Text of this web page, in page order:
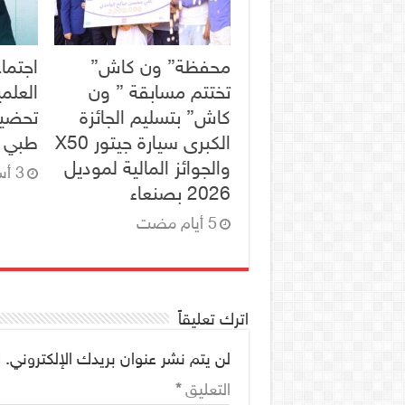
محفظة” ون كاش”
تختتم مسابقة ” ون
كاش” بتسليم الجائزة
الكبرى سيارة جيتور X50
والجوائز المالية لموديل
2026 بصنعاء
طبي
اترك تعليقاً
لن يتم نشر عنوان بريدك الإلكتروني.
التعليق*